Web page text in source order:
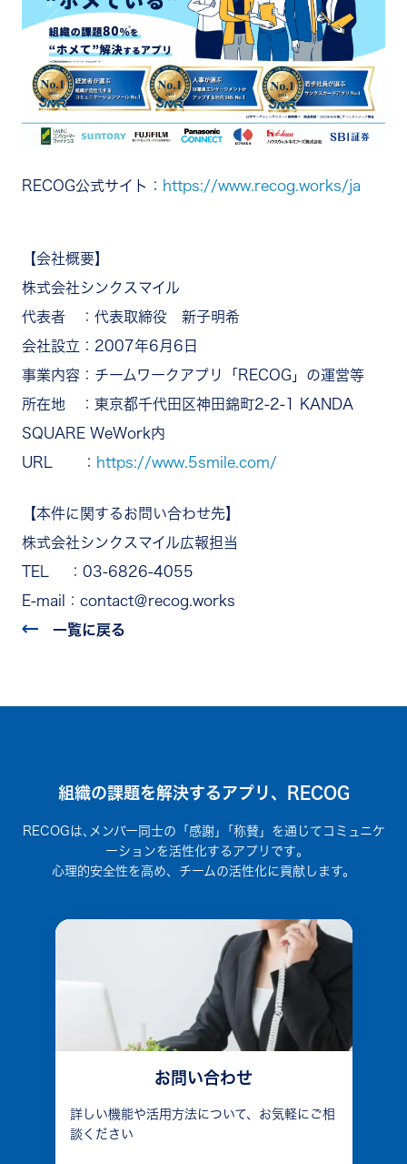
RECOG公式サイト： https://www.recog.works/ja
【会社概要】
株式会社シンクスマイル
代表者 ：代表取締役 新子明希
会社設立：2007年6月6日
事業内容：チームワークアプリ「RECOG」の運営等
所在地 ：東京都千代田区神田錦町2-2-1 KANDA
SQUARE WeWork内
URL ： https://www.5smile.com/
【本件に関するお問い合わせ先】
株式会社シンクスマイル広報担当
TEL ：03-6826-4055
E-mail：contact＠recog.works
一覧に戻る
組織の課題を解決するアプリ、RECOG
RECOGは､メンバー同士の「感謝」｢称賛」を通じてコミュニケ
ーションを活性化するアプリです｡
心理的安全性を高め、チームの活性化に貢献します。
お問い合わせ
詳しい機能や活用方法について、お気軽にご相
談ください